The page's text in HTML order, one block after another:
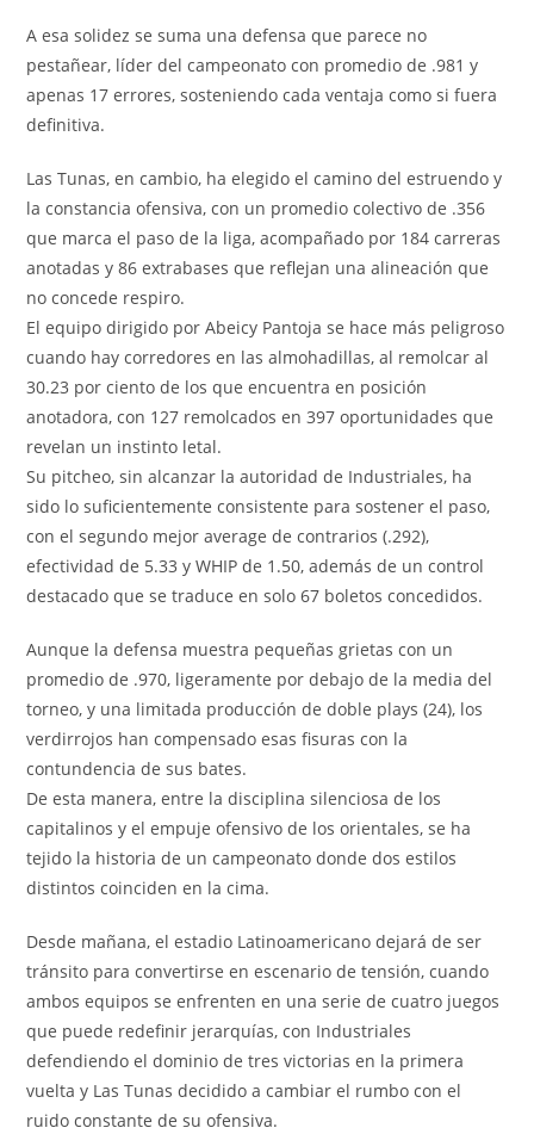
A esa solidez se suma una defensa que parece no
pestañear, líder del campeonato con promedio de .981 y
apenas 17 errores, sosteniendo cada ventaja como si fuera
definitiva.
Las Tunas, en cambio, ha elegido el camino del estruendo y
la constancia ofensiva, con un promedio colectivo de .356
que marca el paso de la liga, acompañado por 184 carreras
anotadas y 86 extrabases que reflejan una alineación que
no concede respiro.
El equipo dirigido por Abeicy Pantoja se hace más peligroso
cuando hay corredores en las almohadillas, al remolcar al
30.23 por ciento de los que encuentra en posición
anotadora, con 127 remolcados en 397 oportunidades que
revelan un instinto letal.
Su pitcheo, sin alcanzar la autoridad de Industriales, ha
sido lo suficientemente consistente para sostener el paso,
con el segundo mejor average de contrarios (.292),
efectividad de 5.33 y WHIP de 1.50, además de un control
destacado que se traduce en solo 67 boletos concedidos.
Aunque la defensa muestra pequeñas grietas con un
promedio de .970, ligeramente por debajo de la media del
torneo, y una limitada producción de doble plays (24), los
verdirrojos han compensado esas fisuras con la
contundencia de sus bates.
De esta manera, entre la disciplina silenciosa de los
capitalinos y el empuje ofensivo de los orientales, se ha
tejido la historia de un campeonato donde dos estilos
distintos coinciden en la cima.
Desde mañana, el estadio Latinoamericano dejará de ser
tránsito para convertirse en escenario de tensión, cuando
ambos equipos se enfrenten en una serie de cuatro juegos
que puede redefinir jerarquías, con Industriales
defendiendo el dominio de tres victorias en la primera
vuelta y Las Tunas decidido a cambiar el rumbo con el
ruido constante de su ofensiva.